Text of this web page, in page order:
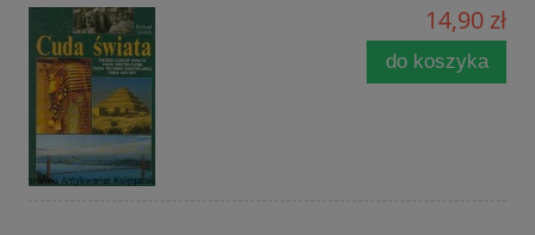
14,90 zł
do koszyka